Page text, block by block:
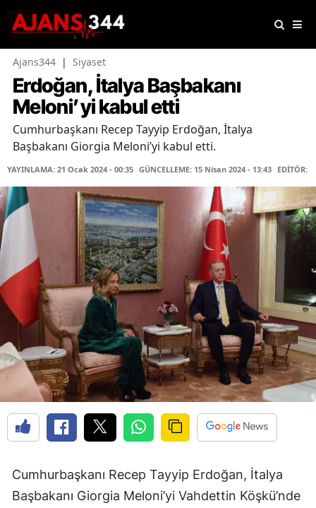
Ajans344 | Siyaset
Erdoğan, İtalya Başbakanı
Meloni’yi kabul etti
Cumhurbaşkanı Recep Tayyip Erdoğan, İtalya
Başbakanı Giorgia Meloni’yi kabul etti.
YAYINLAMA: 21 Ocak 2024 - 00:35 GÜNCELLEME: 15 Nisan 2024 - 13:43 EDİTÖR:
Cumhurbaşkanı Recep Tayyip Erdoğan, İtalya
Başbakanı Giorgia Meloni’yi Vahdettin Köşkü’nde